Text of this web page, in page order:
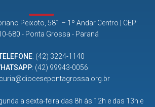
Peixoto, 581 – 1º Andar Centro | CEP:
680 - Ponta Grossa - Paraná
: (42) 3224-1140
: (42) 99943-0056
curia@diocesepontagrossa.org.br
a sexta-feira das 8h às 12h e das 13h e